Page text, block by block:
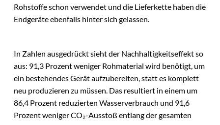
Rohstoffe schon verwendet und die Lieferkette haben die
Endgeräte ebenfalls hinter sich gelassen.
In Zahlen ausgedrückt sieht der Nachhaltigkeitseffekt so
aus: 91,3 Prozent weniger Rohmaterial wird benötigt, um
ein bestehendes Gerät aufzubereiten, statt es komplett
neu produzieren zu müssen. Das resultiert in einem um
86,4 Prozent reduzierten Wasserverbrauch und 91,6
Prozent weniger CO₂-Ausstoß entlang der gesamten